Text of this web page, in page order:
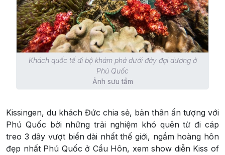
Khách quốc tế đi bộ khám phá dưới đáy đại dương ở
Phú Quốc
Ảnh sưu tầm
Kissingen, du khách Đức chia sẻ, bản thân ấn tượng với
Phú Quốc bởi những trải nghiệm khó quên từ đi cáp
treo 3 dây vượt biển dài nhất thế giới, ngắm hoàng hôn
đẹp nhất Phú Quốc ở Cầu Hôn, xem show diễn Kiss of